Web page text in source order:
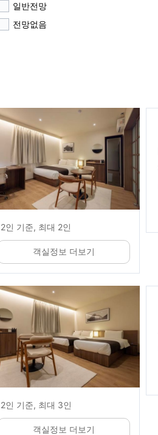
일반전망
전망없음
2인 기준, 최대 2인
객실정보 더보기
2인 기준, 최대 3인
객실정보 더보기